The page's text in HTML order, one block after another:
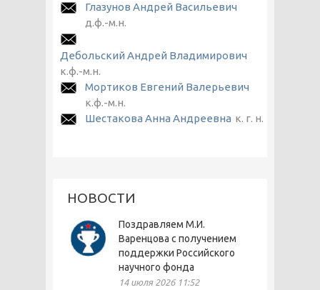
Глазунов Андрей Васильевич
д.ф.-м.н.
Дебольский Андрей Владимирович
к.ф.-м.н.
Мортиков Евгений Валерьевич
к.ф.-м.н.
Шестакова Анна Андреевна к. г. н.
НОВОСТИ
Поздравляем М.И.
Варенцова с получением
поддержки Российского
научного фонда
14 июля 2026 11:52